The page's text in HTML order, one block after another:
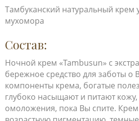
Тамбуканский натуральный крем
мухомора
Состав:
Ночной крем «Tambusun» с
бережное средство для заботы
компоненты крема, богатые
глубоко насыщают и питают кожу,
омоложения, пока Вы спите.